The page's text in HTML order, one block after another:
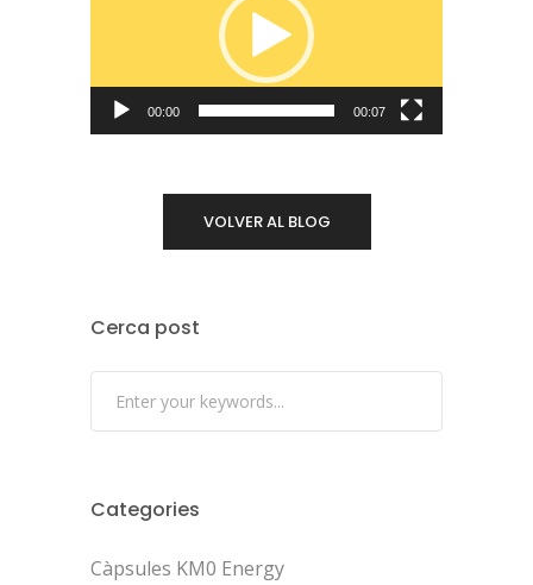
r
d
d
e
00:00 00:07
VOLVER AL BLOG
Cerca post
Categories
Càpsules KM0 Energy